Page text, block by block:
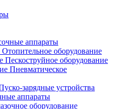
аппараты
Отопительное оборудование
Пескоструйное оборудование
Пневматическое
зарядные устройства
аппараты
оборудование